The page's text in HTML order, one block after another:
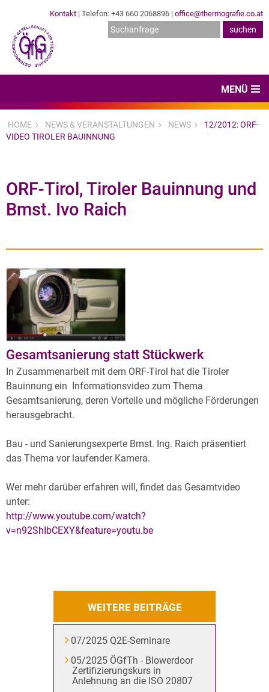
Kontakt | Telefon: +43 660 2068896 | office@thermografie.co.at
MENÜ
News & Veranstaltungen
Dienstleister
Hard- & Software
Archiv
Über uns
HOME NEWS & VERANSTALTUNGEN NEWS
12/2012: ORF-
VIDEO TIROLER BAUINNUNG
ORF-Tirol, Tiroler Bauinnung und
Bmst. Ivo Raich
Gesamtsanierung statt Stückwerk
In Zusammenarbeit mit dem ORF-Tirol hat die Tiroler
Bauinnung ein Informationsvideo zum Thema
Gesamtsanierung, deren Vorteile und mögliche Förderungen
herausgebracht.
Bau - und Sanierungsexperte Bmst. Ing. Raich präsentiert
das Thema vor laufender Kamera.
Wer mehr darüber erfahren will, findet das Gesamtvideo
unter:
http://www.youtube.com/watch?
v=n92ShIbCEXY&feature=youtu.be
WEITERE BEITRÄGE
07/2025 Q2E-Seminare
05/2025 ÖGfTh - Blowerdoor
Zertifizierungskurs in
Anlehnung an die ISO 20807